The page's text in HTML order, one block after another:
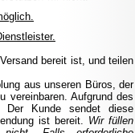
bereit ist, und teilen
aus unseren Büros, der
vereinbaren. Aufgrund des
Der Kunde sendet diese
ist bereit. Wir füllen